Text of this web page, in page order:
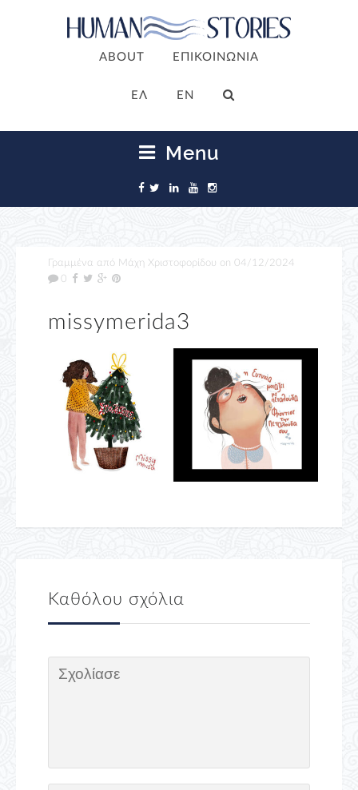
ABOUT ΕΠΙΚΟΙΝΩΝΙΑ
ΕΛ EN
Menu
Γραμμένα από Μάχη Χριστοφορίδου on 04/12/2024
0
missymerida3
Καθόλου σχόλια